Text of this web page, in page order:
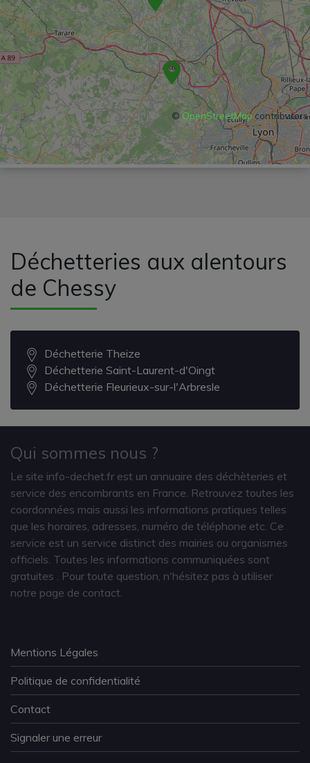
©OpenStreetMapcontributors
Déchetteries aux alentours
de Chessy
Déchetterie Theize
Déchetterie Saint-Laurent-d'Oingt
Déchetterie Fleurieux-sur-l'Arbresle
Qui sommes nous ?
Le site info-dechet.fr est un annuaire des déchèteries et
service des encombrants en France. Retrouvez toutes les
coordonnées mais aussi les informations pratiques telles
que les horaires, adresses, numéro de téléphone etc. Ce
service est un service distinct des mairies ou organismes
officiels. Toutes les informations communiquées sont
gratuites
. Pour toute question, n'hésitez pas à utiliser
notre page de contact.
Mentions Légales
Politique de confidentialité
Contact
Signaler une erreur